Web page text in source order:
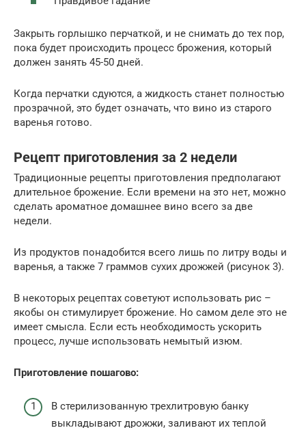
Закрыть горлышко перчаткой, и не снимать до тех пор,
пока будет происходить процесс брожения, который
должен занять 45-50 дней.
Когда перчатки сдуются, а жидкость станет полностью
прозрачной, это будет означать, что вино из старого
варенья готово.
Рецепт приготовления за 2 недели
Традиционные рецепты приготовления предполагают
длительное брожение. Если времени на это нет, можно
сделать ароматное домашнее вино всего за две
недели.
Из продуктов понадобится всего лишь по литру воды и
варенья, а также 7 граммов сухих дрожжей (рисунок 3).
В некоторых рецептах советуют использовать рис –
якобы он стимулирует брожение. Но самом деле это не
имеет смысла. Если есть необходимость ускорить
процесс, лучше использовать немытый изюм.
Приготовление пошагово:
В стерилизованную трехлитровую банку
выкладывают дрожжи, заливают их теплой